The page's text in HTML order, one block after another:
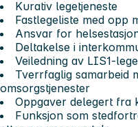
Kurativ legetjeneste
Fastlegeliste med opp
Ansvar for
Deltakelse i
Veiledning av LIS1-
Tverrfaglig samarbeid
omsorgstjenester
Oppgaver delegert fra
Funksjon som